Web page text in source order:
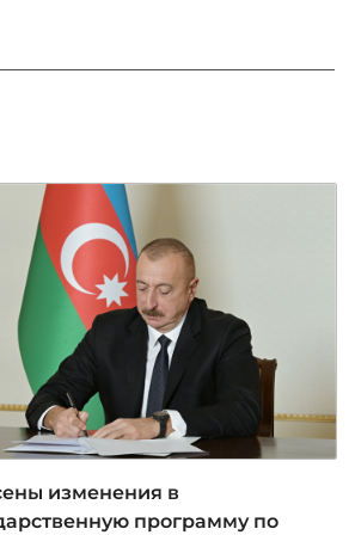
изменения в
программу по